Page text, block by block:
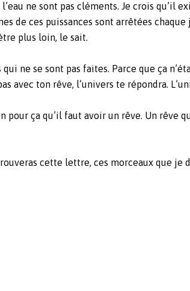
ne sont pas cléments. Je crois qu’il
de ces puissances sont arrêtées
plus loin, le sait.
ne se sont pas faites. Parce que ça
avec ton rêve, l’univers te répondra.
ça qu’il faut avoir un rêve. Un rêve
cette lettre, ces morceaux que je